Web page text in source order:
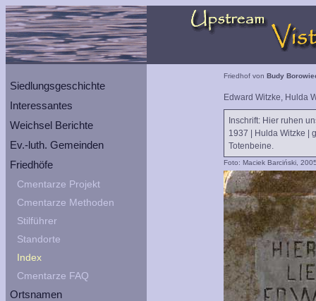
Siedlungsgeschichte
Interessantes
Weichsel Berichte
Ev.-luth. Gemeinden
Friedhöfe
Cmentarze Projekt
Cmentarze Methoden
Stilführer
Standorte
Index
Cmentarze FAQ
Ortsnamen
Friedhof von Budy
Edward Witzke, Hulda
Inschrift: Hier ruhen
1937 | Hulda Witzke |
Totenbeine.
Foto: Maciek Barciński,